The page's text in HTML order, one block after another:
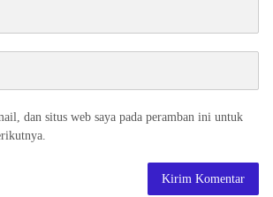
dan situs web saya pada peramban ini untuk